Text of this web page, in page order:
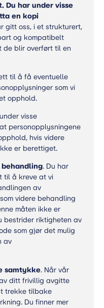
har under visse
en kopi
gitt oss, i et strukturert,
og kompatibelt
de blir overført til en
til å få eventuelle
som vi
opphold.
visse
personopplysningene
hvis videre
er berettiget.
. Du har
til å kreve at vi
av
videre behandling
måten ikke er
bestrider riktigheten av
som gjør det mulig
av
samtykke. Når vår
ditt frivillig avgitte
trekke tilbake
Du finner mer